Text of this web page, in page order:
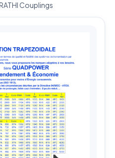
Couplings